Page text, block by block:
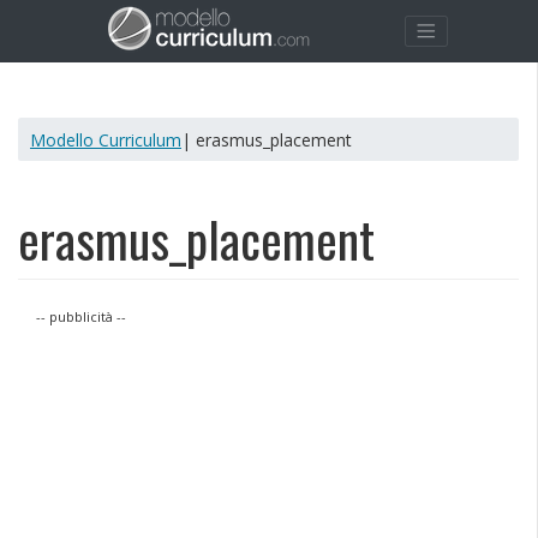
Modello Curriculum | erasmus_placement
erasmus_placement
-- pubblicità --